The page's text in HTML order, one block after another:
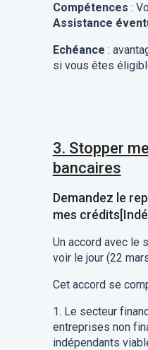
Compétences :
Assistance
Echéance :
si vous êtes
3. Stopper
bancaires
Demandez le
mes
Un accord avec le
voir le jour (22
Cet accord se
1. Le secteur
entreprises non
indépendants